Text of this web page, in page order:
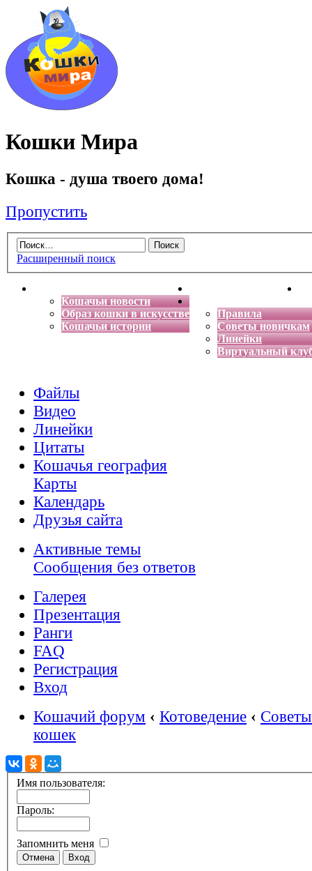
Кошки Мира
Кошка - душа твоего дома!
Пропустить
Расширенный поиск
Кошачьи новости
Образ кошки в искусстве
Кошачьи истории
Энциклопедия кошек
Правила
Советы новичкам
Линейки
Виртуальный
Файлы
Видео
Линейки
Цитаты
Кошачья география
Карты
Календарь
Друзья сайта
Активные темы
Сообщения без ответов
Галерея
Презентация
Ранги
FAQ
Регистрация
Вход
Кошачий форум ‹ Котоведение ‹
кошек
Имя пользователя:
Пароль:
Запомнить меня